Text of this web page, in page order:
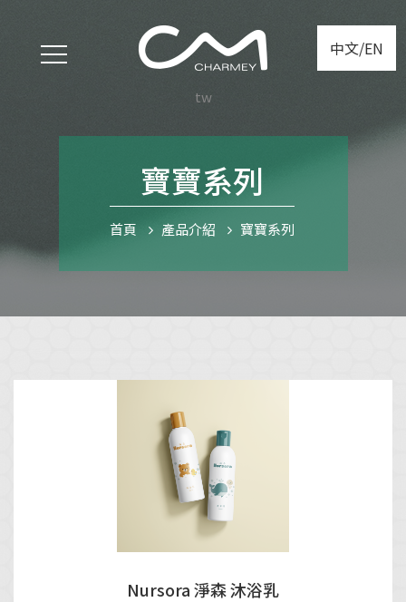
tw
中文/EN
寶寶系列
首頁 產品介紹 寶寶系列
Nursora 淨森 沐浴乳